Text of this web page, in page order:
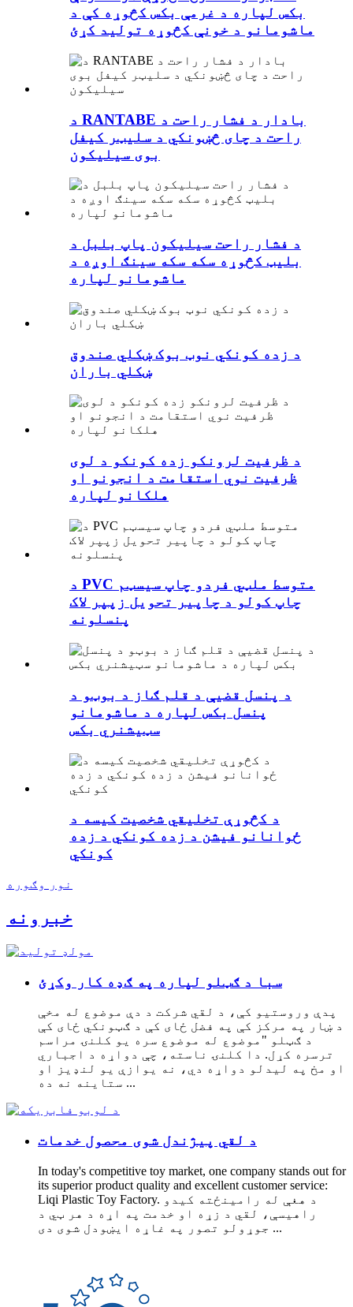
بکس لپاره د غرمې بکس کڅوړه کې د
ماشومانو د خونې کڅوړه تولید کړئ
د RANTABE بادار د فشار راحت د
راحت د چای څښونکي د سلیټر کیفل
بوی سیلیکون
د فشار راحت سیلیکون پاپ بلبل د
بلیټ کڅوړه سکه سکه سینګ اوږه د
ماشومانو لپاره
د زده کونکي نوټ بوک ښکلي صندوق
ښکلي باران
د ظرفیت لرونکو زده کونکو د لوی
ظرفیت نوي استقامت د انجونو او
هلکانو لپاره
د PVC متوسط ​​ملټي فردو چاپ سیسټم
چاپ کولو د چاپير تحویل زپپر لاک
پنسلونه
د پنسل قضیې د قلم ګاز د بوټو د
پنسل بکس لپاره د ماشومانو
سټیشنري بکس
د کڅوړې تخلیقي شخصیت کیسه د
ځوانانو فیشن د زده کونکي د زده
کونکي
نور وګوره
خبرونه
سبا د ګټلو لپاره په ګډه کار وکړئ
پدې وروستیو کې، د لقي شرکت د دې موضوع له مخې
د ښار په مرکز کې په فضل ځای کې د ګټونکي ځای کې
د ګټلو "موضوع له موضوع سره یو کلنۍ مراسم
ترسره کړل. دا کلنۍ ناسته، چې دواړه د اجباري
او مخ په لیدلو دواړه دي، نه یوازې یو لنډیز او
ستاینه نه ده ...
د لقي پیژندل شوی محصول خدمات
In today's competitive toy market, one company stands out for
its superior product quality and excellent customer service:
Liqi Plastic Toy Factory. د هغې له رامینځته کیدو
راهیسې، لقي د زړه او خدمت په اړه د هر ټي د
جوړولو تصور په غاړه ایښودل شوی دی ...